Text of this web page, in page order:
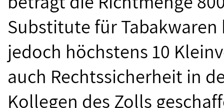
Substitute für
jedoch höchstens 10
auch Rechtssicherheit in
Kollegen des Zolls